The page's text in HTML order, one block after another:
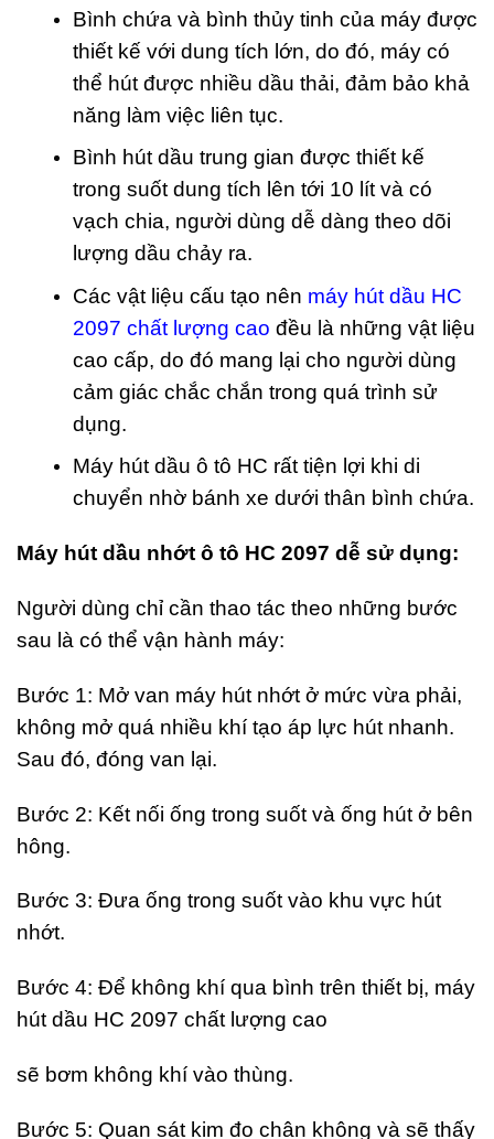
Bình chứa và bình thủy tinh của máy được
thiết kế với dung tích lớn, do đó, máy có
thể hút được nhiều dầu thải, đảm bảo khả
năng làm việc liên tục.
Bình hút dầu trung gian được thiết kế
trong suốt dung tích lên tới 10 lít và có
vạch chia, người dùng dễ dàng theo dõi
lượng dầu chảy ra.
Các vật liệu cấu tạo nên máy hút dầu HC
2097 chất lượng cao đều là những vật liệu
cao cấp, do đó mang lại cho người dùng
cảm giác chắc chắn trong quá trình sử
dụng.
Máy hút dầu ô tô HC rất tiện lợi khi di
chuyển nhờ bánh xe dưới thân bình chứa.
Máy hút dầu nhớt ô tô HC 2097 dễ sử dụng:
Người dùng chỉ cần thao tác theo những bước
sau là có thể vận hành máy:
Bước 1: Mở van máy hút nhớt ở mức vừa phải,
không mở quá nhiều khí tạo áp lực hút nhanh.
Sau đó, đóng van lại.
Bước 2: Kết nối ống trong suốt và ống hút ở bên
hông.
Bước 3: Đưa ống trong suốt vào khu vực hút
nhớt.
Bước 4: Để không khí qua bình trên thiết bị, máy
hút dầu HC 2097 chất lượng cao
sẽ bơm không khí vào thùng.
Bước 5: Quan sát kim đo chân không và sẽ thấy